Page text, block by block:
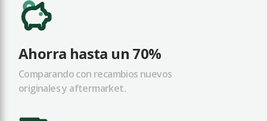
Ahorra hasta un 70%
Comparando con recambios nuevos
originales y aftermarket.